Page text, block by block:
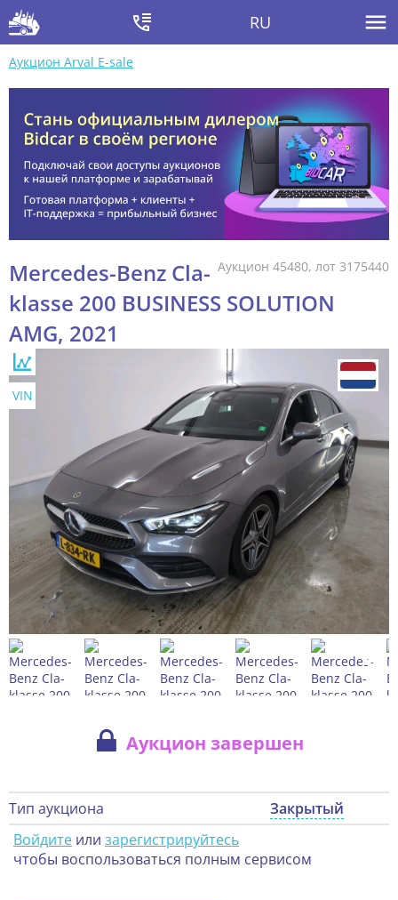
RU
Аукцион Arval E-sale
Аукцион 45480, лот 3175440
Mercedes-Benz Cla-
klasse 200 BUSINESS SOLUTION
AMG, 2021
VIN
Аукцион завершен
Тип аукциона
Закрытый
Войдите или зарегистрируйтесь
чтобы воспользоваться полным сервисом